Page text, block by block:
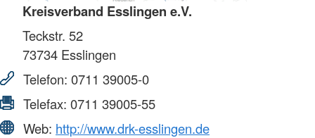
Kreisverband Esslingen e.V.
Teckstr. 52
73734 Esslingen
Telefon: 0711 39005-0
Telefax: 0711 39005-55
Web: http://www.drk-esslingen.de